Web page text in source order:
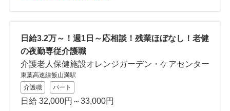
日給3.2万～！週1日～応相談！残業ほぼなし！老健
の夜勤専従介護職
介護老人保健施設オレンジガーデン・ケアセンター
東葉高速線飯山満駅
介護職
パート
日給 32,000円～33,000円